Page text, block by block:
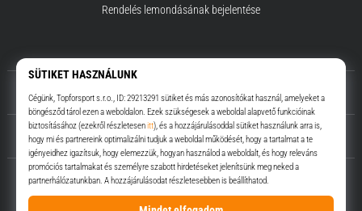
Rólunk
Ügyfélszolgálat
Rendelés lemondásának bejelentése